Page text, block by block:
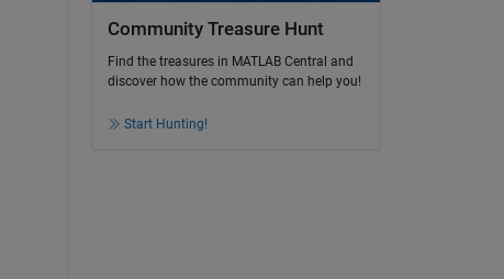
Community Treasure Hunt
Find the treasures in MATLAB Central and
discover how the community can help you!
Start Hunting!